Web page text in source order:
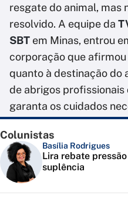
resgate do animal, mas
resolvido. A equipe da
SBT em Minas, entrou
corporação que
quanto à destinação do
de abrigos
garanta os cuidados
Colunistas
Basília Rodrigues
Lira rebate
suplência